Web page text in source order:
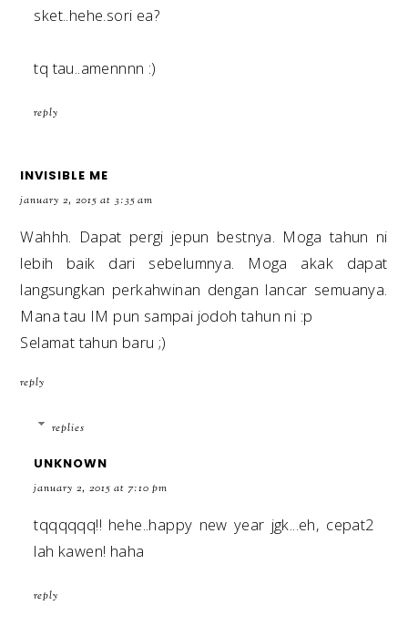
sket..hehe.sori ea?
tq tau..amennnn :)
reply
INVISIBLE ME
january 2, 2015 at 3:35 am
Wahhh. Dapat pergi jepun bestnya. Moga tahun ni
lebih baik dari sebelumnya. Moga akak dapat
langsungkan perkahwinan dengan lancar semuanya.
Mana tau IM pun sampai jodoh tahun ni :p
Selamat tahun baru ;)
reply
replies
UNKNOWN
january 2, 2015 at 7:10 pm
tqqqqqq!! hehe..happy new year jgk...eh, cepat2
lah kawen! haha
reply